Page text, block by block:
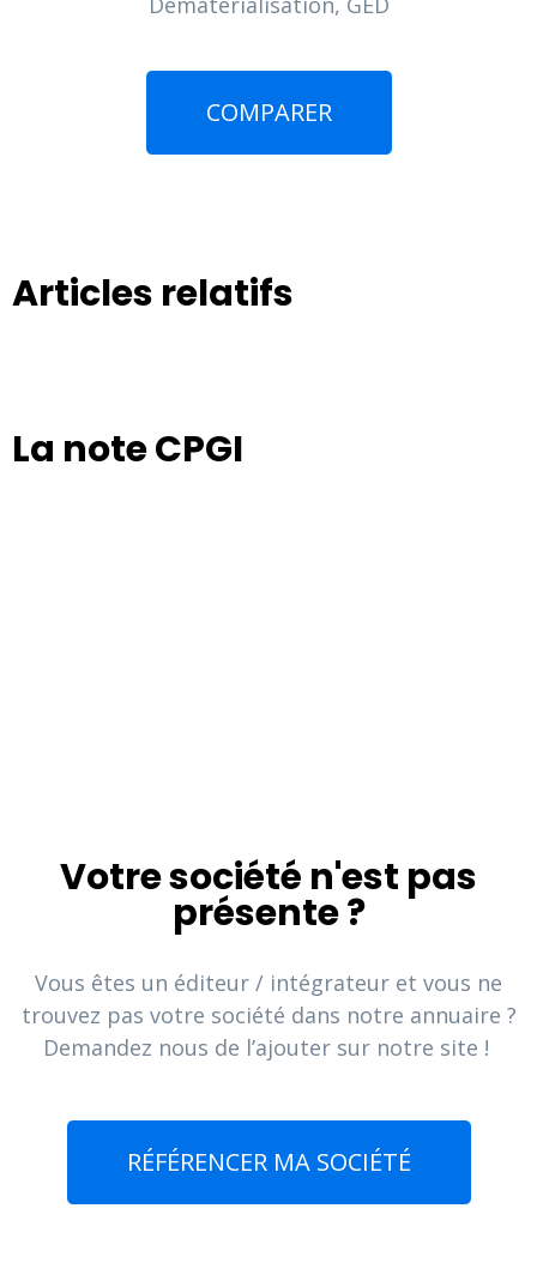
COMPARER
Articles relatifs
La note CPGI
Votre société n'est pas
présente ?
Vous êtes un éditeur / intégrateur et vous ne
trouvez pas votre société dans notre annuaire ?
Demandez nous de l’ajouter sur notre site !
RÉFÉRENCER MA SOCIÉTÉ